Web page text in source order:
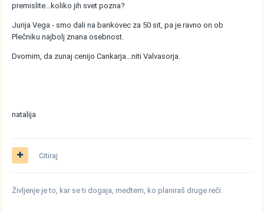
premislite...koliko jih svet pozna?
Jurija Vega - smo dali na bankovec za 50 sit, pa je ravno on ob
Plečniku najbolj znana osebnost.
Dvomim, da zunaj cenijo Cankarja...niti Valvasorja.
natalija
Citiraj
Življenje je to, kar se ti dogaja, medtem, ko planiraš druge reči.